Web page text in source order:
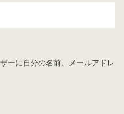
ーに自分の名前、メールアドレ